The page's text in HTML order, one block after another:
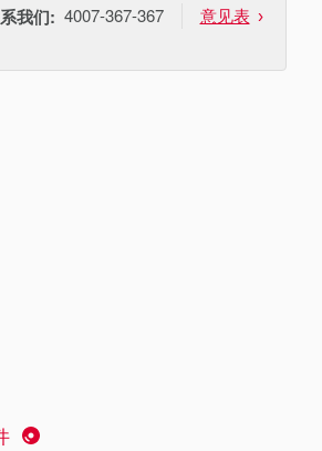
我们: 4007-367-367 意见表